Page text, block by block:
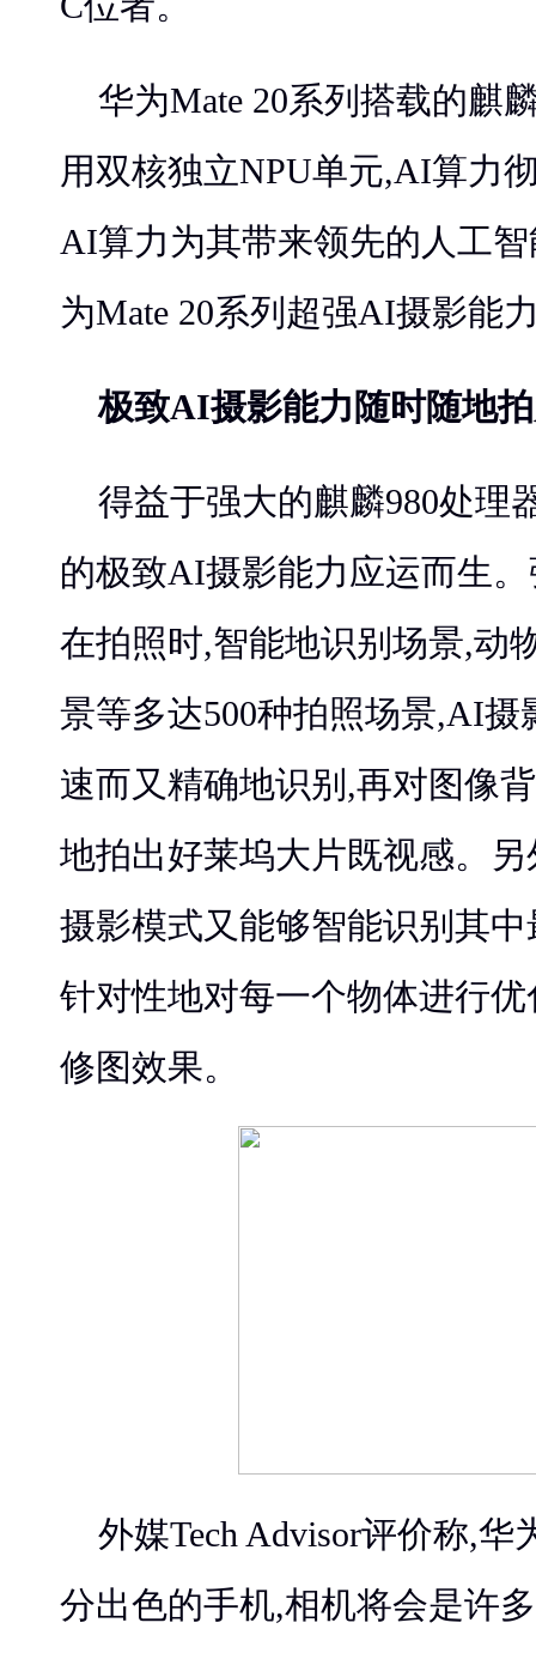
华为Mate 20系列搭载的麒
用双核独立NPU单元,AI算力
AI算力为其带来领先的人工
为Mate 20系列超强AI摄影能
极致AI摄影能力 随时随地
得益于强大的麒麟980处理
的极致AI摄影能力应运而生
在拍照时,智能地识别场景,动
景等多达500种拍照场景,AI摄
速而又精确地识别,再对图像
地拍出好莱坞大片既视感。
摄影模式又能够智能识别其
针对性地对每一个物体进行
修图效果。
外媒Tech Advisor评价称,华
分出色的手机,相机将会是许